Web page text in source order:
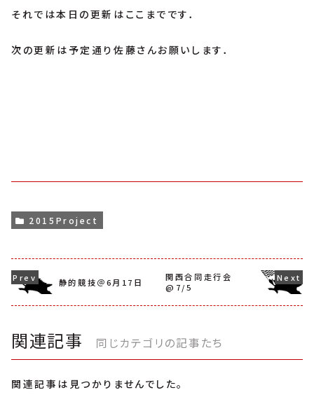
それでは本日の更新はここまでです．
次の更新は予定通り佐藤さんお願いします．
2015Project
静的競技＠6月17日
関西合同走行会
@7/5
関連記事 同じカテゴリの記事たち
関連記事は見つかりませんでした。